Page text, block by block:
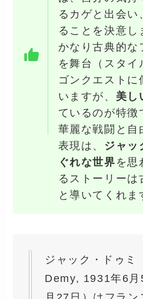
るカゲと出会い
ることを決意し
かなり古典的な
を舞台（スタイ
ゴンクエストに
いますが、 美し
ているのが特徴
華麗な戦闘と自
表現は、 ジャッ
ぐれな世界 を思
るストーリーは
と導いてくれま
ジャック・ドゥミ
Demy, 1931年6